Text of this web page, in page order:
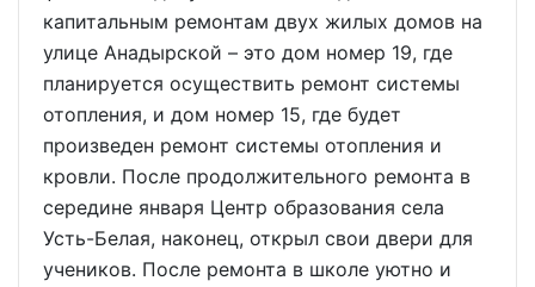
капитальным ремонтам двух жилых домов на
улице Анадырской – это дом номер 19, где
планируется осуществить ремонт системы
отопления, и дом номер 15, где будет
произведен ремонт системы отопления и
кровли. После продолжительного ремонта в
середине января Центр образования села
Усть-Белая, наконец, открыл свои двери для
учеников. После ремонта в школе уютно и